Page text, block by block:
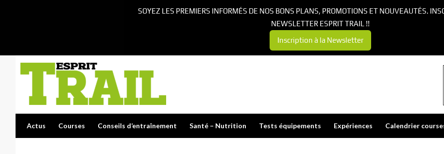
Actus Courses Conseils d’entraînement Santé – Nutrition Tests équipements Expériences Calendrier
SOYEZ LES PREMIERS INFORMÉS DE NOS BONS PLANS, PROMOTIONS ET NOUVEAUTÉS.
NEWSLETTER ESPRIT TRAIL !!
Inscription à la Newsletter